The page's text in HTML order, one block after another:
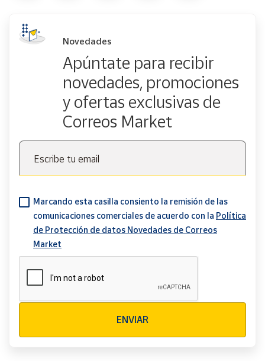
Novedades
Apúntate para recibir
novedades, promociones
y ofertas exclusivas de
Correos Market
Escribe tu email
Marcando esta casilla consiento la remisión de las
comunicaciones comerciales de acuerdo con la Política
de Protección de datos Novedades de Correos
Market
ENVIAR